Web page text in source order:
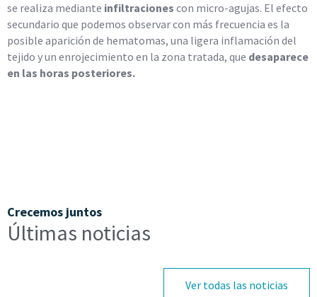
se realiza mediante infiltraciones con micro-agujas. El efecto
secundario que podemos observar con más frecuencia es la
posible aparición de hematomas, una ligera inflamación del
tejido y un enrojecimiento en la zona tratada, que desaparece
en las horas posteriores.
Crecemos juntos
Últimas noticias
Ver todas las noticias